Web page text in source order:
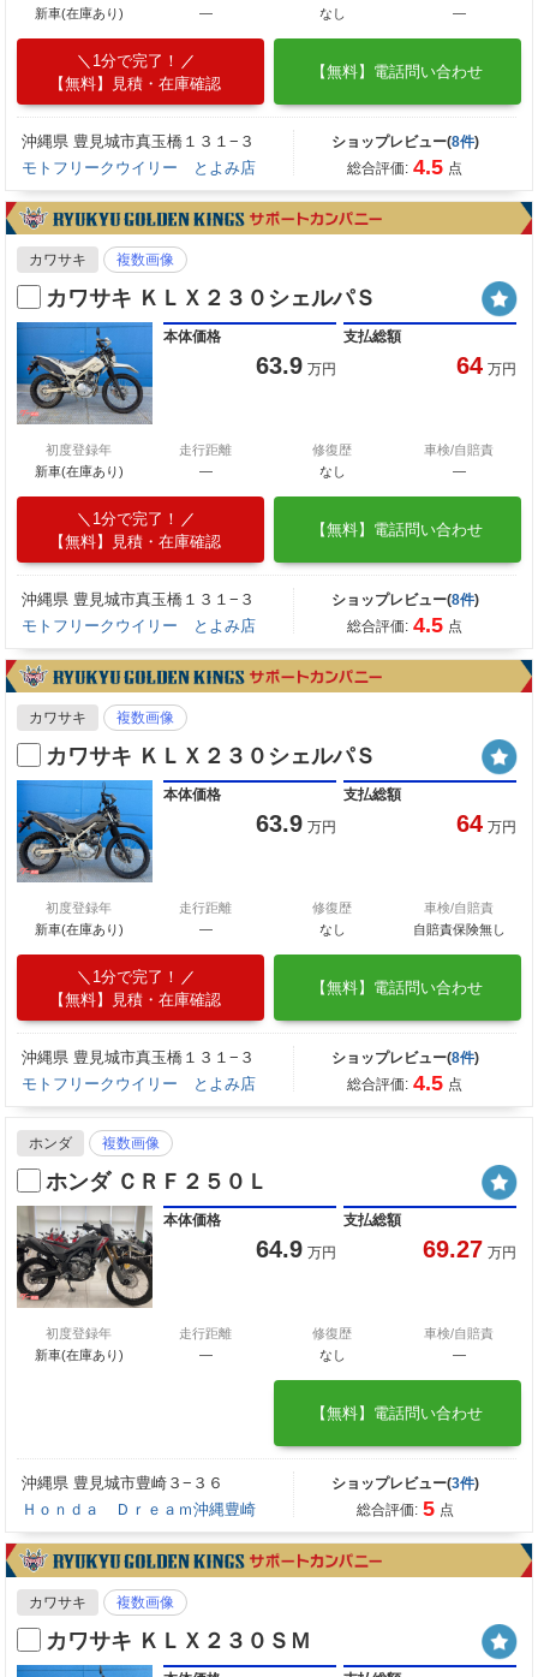
新車(在庫あり) ― なし ―
1分で完了！
【無料】見積・在庫確認
【無料】電話問い合わせ
沖縄県 豊見城市真玉橋１３１−３
モトフリークウイリー とよみ店
ショップレビュー(8件)
総合評価: 4.5 点
カワサキ 複数画像
カワサキ ＫＬＸ２３０シェルパＳ
本体価格
63.9 万円
支払総額
64 万円
初度登録年
新車(在庫あり)
走行距離
―
修復歴
なし
車検/自賠責
―
1分で完了！
【無料】見積・在庫確認
【無料】電話問い合わせ
沖縄県 豊見城市真玉橋１３１−３
モトフリークウイリー とよみ店
ショップレビュー(8件)
総合評価: 4.5 点
カワサキ 複数画像
カワサキ ＫＬＸ２３０シェルパＳ
本体価格
63.9 万円
支払総額
64 万円
初度登録年
新車(在庫あり)
走行距離
―
修復歴
なし
車検/自賠責
自賠責保険無し
1分で完了！
【無料】見積・在庫確認
【無料】電話問い合わせ
沖縄県 豊見城市真玉橋１３１−３
モトフリークウイリー とよみ店
ショップレビュー(8件)
総合評価: 4.5 点
ホンダ 複数画像
ホンダ ＣＲＦ２５０Ｌ
本体価格
64.9 万円
支払総額
69.27 万円
初度登録年
新車(在庫あり)
走行距離
―
修復歴
なし
車検/自賠責
―
【無料】電話問い合わせ
沖縄県 豊見城市豊崎３−３６
Ｈｏｎｄａ Ｄｒｅａｍ沖縄豊崎
ショップレビュー(3件)
総合評価: 5 点
カワサキ 複数画像
カワサキ ＫＬＸ２３０ＳＭ